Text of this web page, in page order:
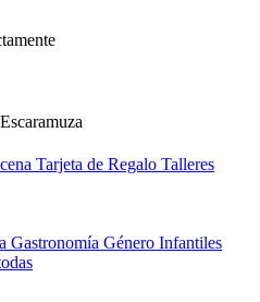
Tarjeta de Regalo Talleres
Gastronomía Género Infantiles